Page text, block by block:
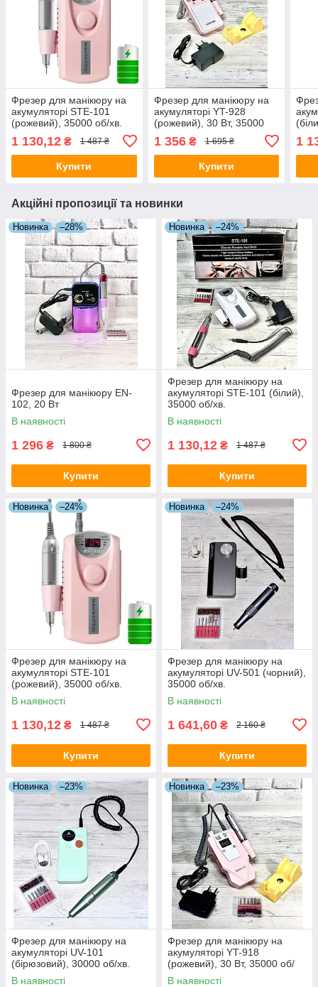
Фрезер для манікюру на
акумуляторі STE-101
(рожевий), 35000 об/хв.
1 130,12 ₴ 1 487 ₴
Купити
Фрезер для манікюру на
акумуляторі YT-928
(рожевий), 30 Вт, 35000
1 356₴ 1 695 ₴
Купити
1
Акційні пропозиції та новинки
Новинка –28%
Фрезер для манікюру EN-
102, 20 Вт
В наявності
1 296 ₴ 1 800 ₴
Купити
Новинка –24%
Фрезер для манікюру на
акумуляторі STE-101 (білий),
35000 об/хв.
В наявності
1 130,12 ₴ 1 487 ₴
Купити
Новинка –24%
Фрезер для манікюру на
акумуляторі STE-101
(рожевий), 35000 об/хв.
В наявності
1 130,12 ₴ 1 487 ₴
Купити
Новинка –24%
Фрезер для манікюру на
акумуляторі UV-501 (чорний),
35000 об/хв.
В наявності
1 641,60 ₴ 2 160 ₴
Купити
Новинка –23%
Фрезер для манікюру на
акумуляторі UV-101
(бірюзовий), 30000 об/хв.
В наявності
Новинка –23%
Фрезер для манікюру на
акумуляторі YT-918
(рожевий), 30 Вт, 35000 об/
хв.
В наявності